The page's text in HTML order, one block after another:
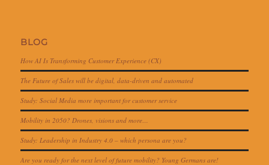
BLOG
How AI Is Transforming Customer Experience (CX)
The Future of Sales will be digital, data-driven and automated
Study: Social Media more important for customer service
Mobility in 2050? Drones, visions and more…
Study: Leadership in Industry 4.0 – which persona are you?
Are you ready for the next level of future mobility? Young Germans are!